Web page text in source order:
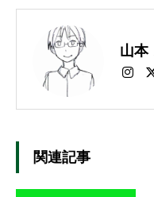
山本
関連記事